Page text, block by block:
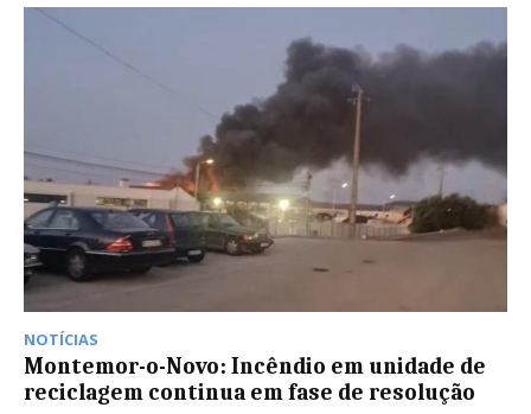
NOTÍCIAS
Montemor-o-Novo: Incêndio em unidade de
reciclagem continua em fase de resolução